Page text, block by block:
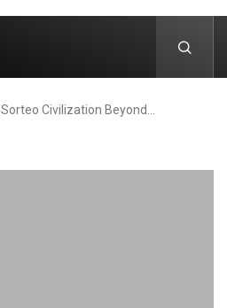
Sorteo Civilization Beyond…